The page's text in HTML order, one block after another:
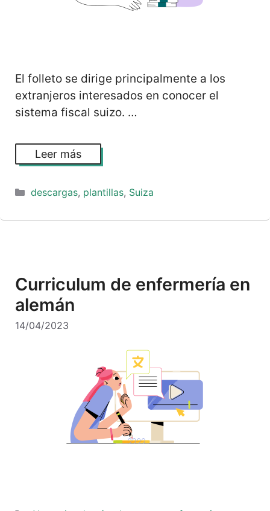
El folleto se dirige principalmente a los
extranjeros interesados en conocer el
sistema fiscal suizo. …
Leer más
Categorías
descargas, plantillas, Suiza
Curriculum de enfermería en
alemán
14/04/2023